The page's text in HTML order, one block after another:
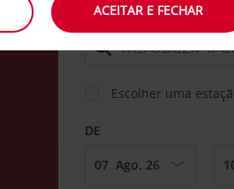
LEVANTAR EM
Escolher uma
DE
ACEITAR E FECHAR